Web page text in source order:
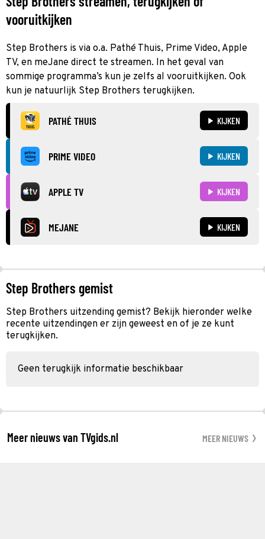
vooruitkijken
Step Brothers is via o.a. Pathé Thuis, Prime Video, Apple
TV, en meJane direct te streamen. In het geval van
sommige programma’s kun je zelfs al vooruitkijken. Ook
kun je natuurlijk Step Brothers terugkijken.
PATHÉ THUIS KIJKEN
PRIME VIDEO KIJKEN
APPLE TV KIJKEN
MEJANE KIJKEN
Step Brothers gemist
Step Brothers uitzending gemist? Bekijk hieronder welke
recente uitzendingen er zijn geweest en of je ze kunt
terugkijken.
Geen terugkijk informatie beschikbaar
Meer nieuws van TVgids.nl MEER NIEUWS